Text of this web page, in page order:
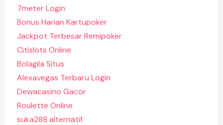
7meter Login
Bonus Harian Kartupoker
Jackpot Terbesar Remipoker
Citislots Online
Bolagila Situs
Alexavegas Terbaru Login
Dewacasino Gacor
Roulette Online
suka288 alternatif